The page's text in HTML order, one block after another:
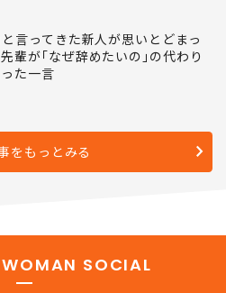
言ってきた新人が思いとどまっ
輩が｢なぜ辞めたいの｣の代わり
た一言
をもっとみる
WOMAN SOCIAL